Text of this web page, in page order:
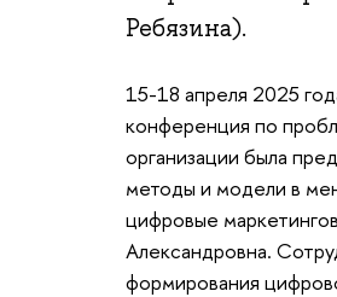
Ребязина).
15-18 апреля 2025
конференция по
организации была
методы и модели в
цифровые
Александровна.
формирования